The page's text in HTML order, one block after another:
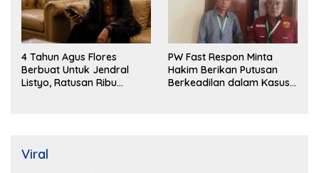
4 Tahun Agus Flores
Berbuat Untuk Jendral
Listyo, Ratusan Ribu
PW Fast Respon Minta
Hakim Berikan Putusan
Berkeadilan dalam Kasus
Viral